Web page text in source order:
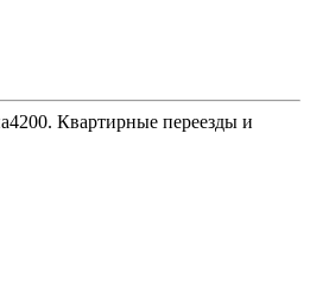
Квартирные переезды и